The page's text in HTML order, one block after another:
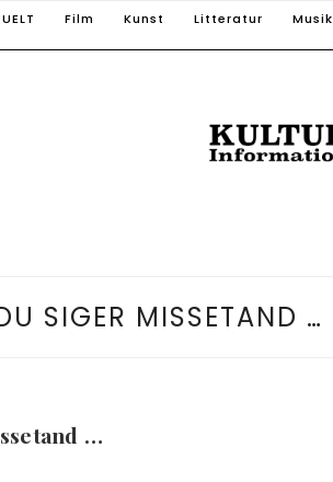
Film Kunst Litteratur Musik
SIGER MISSETAND …
…